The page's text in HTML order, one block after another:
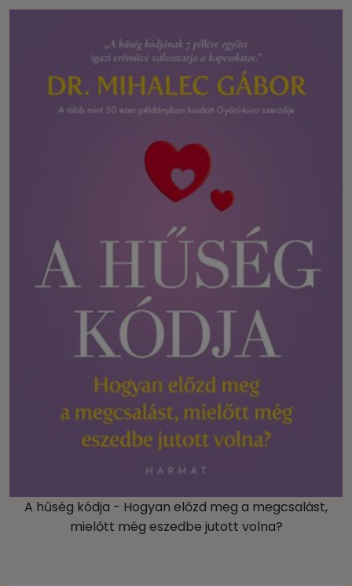
A hűség kódja - Hogyan előzd meg a megcsalást,
mielőtt még eszedbe jutott volna?